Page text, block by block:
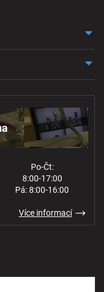
Po-Čt:
8:00-17:00
Pá: 8:00-16:00
Více informací